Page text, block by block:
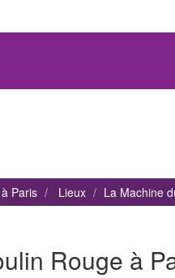
Paris Lieux La Machine
Rouge à